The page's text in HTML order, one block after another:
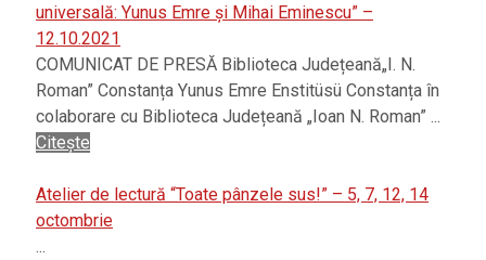
universală: Yunus Emre și Mihai Eminescu” –
12.10.2021
COMUNICAT DE PRESĂ Biblioteca Județeană„I. N.
Roman” Constanța Yunus Emre Enstitüsü Constanța în
colaborare cu Biblioteca Județeană „Ioan N. Roman” ...
Citește
Atelier de lectură “Toate pânzele sus!” – 5, 7, 12, 14
octombrie
...